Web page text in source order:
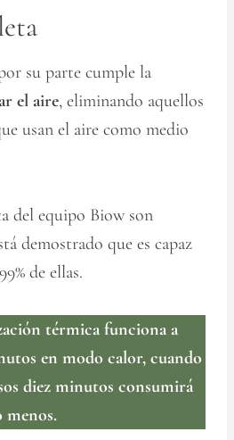
su parte cumple la
el aire, eliminando aquellos
usan el aire como medio
del equipo Biow son
demostrado que es capaz
de ellas.
térmica funciona a
en modo calor, cuando
diez minutos consumirá
menos.